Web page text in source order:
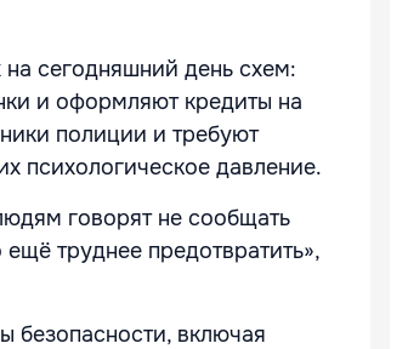
сегодняшний день схем:
и оформляют кредиты на
полиции и требуют
психологическое давление.
говорят не сообщать
труднее предотвратить»,
безопасности, включая